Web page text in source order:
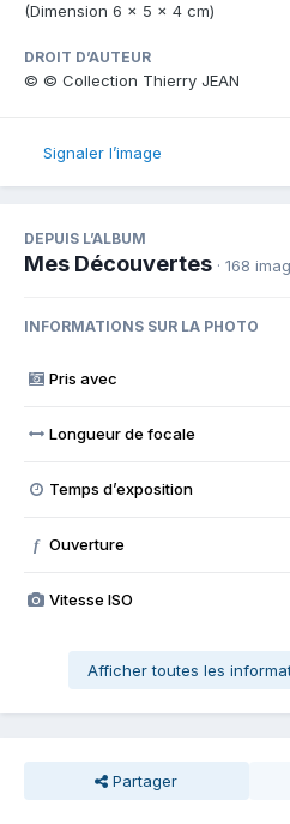
(Dimension 6 x 5 x 4 cm)
DROIT D’AUTEUR
© © Collection Thierry JEAN
Signaler l’image
DEPUIS L’ALBUM
Mes Découvertes · 168
INFORMATIONS SUR LA PHOTO
Pris avec
Longueur de focale
Temps d’exposition
f Ouverture
Vitesse ISO
Afficher toutes les
Partager